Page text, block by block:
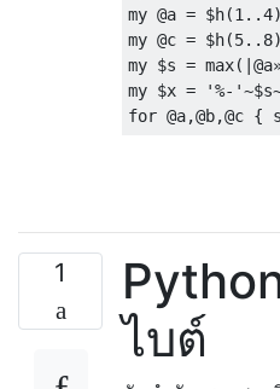
my @a =
my @c =
my $s =
my $x = '%-
1
ไบต์